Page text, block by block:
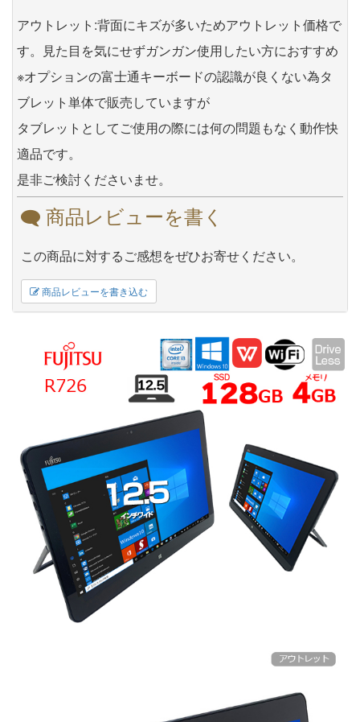
アウトレット:背面にキズが多いためアウトレット価格で
す。見た目を気にせずガンガン使用したい方におすすめ
※オプションの富士通キーボードの認識が良くない為タ
ブレット単体で販売していますが
タブレットとしてご使用の際には何の問題もなく動作快
適品です。
是非ご検討くださいませ。
商品レビューを書く
この商品に対するご感想をぜひお寄せください。
商品レビューを書き込む